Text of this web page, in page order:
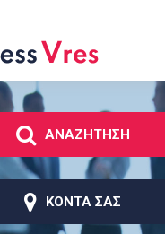
κυρίως περιεχόμενο
ΑΝΑΖΗΤΗΣΗ
ΚΟΝΤΑ ΣΑΣ